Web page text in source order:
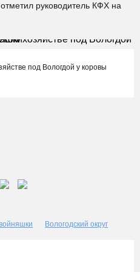
руководитель КФХ на
под Вологдой у коровы
Вологодский округ